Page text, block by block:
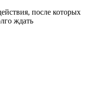
после которых
ждать